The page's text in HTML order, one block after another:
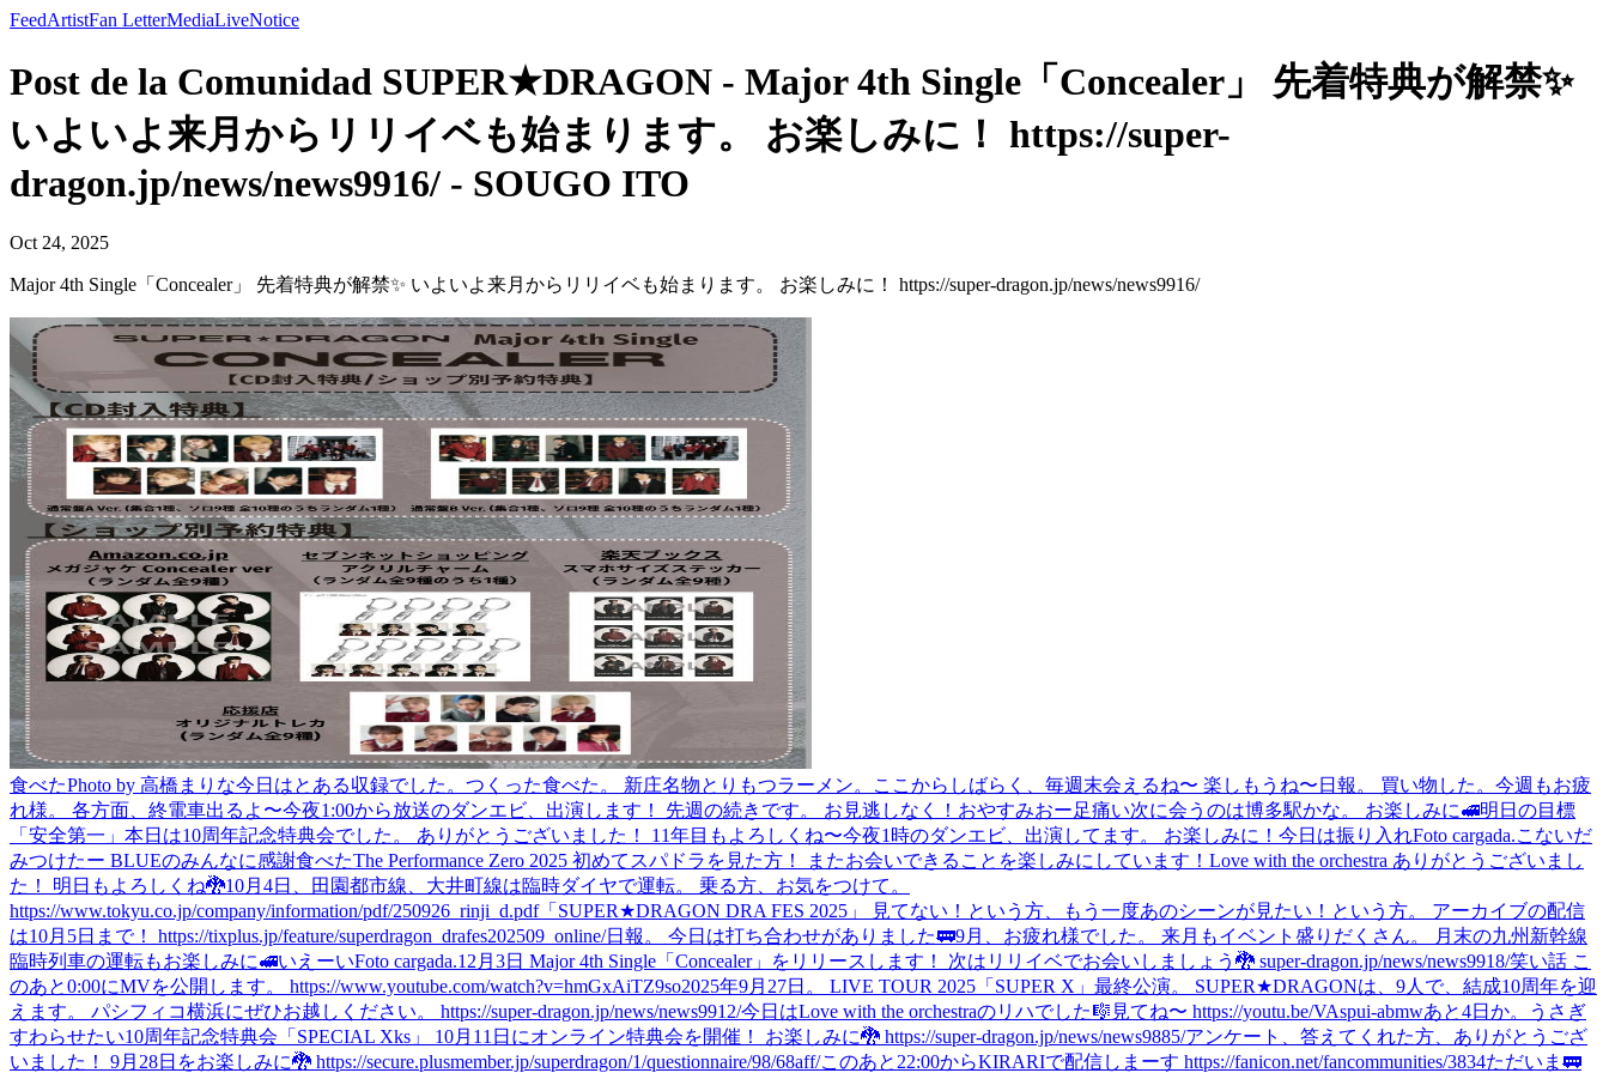
FeedArtistFan LetterMediaLiveNotice
Post de la Comunidad SUPER★DRAGON - Major 4th Single「Concealer」 先着特典が解禁✨
いよいよ来月からリリイベも始まります。 お楽しみに！ https://super-
dragon.jp/news/news9916/ - SOUGO ITO
Oct 24, 2025
Major 4th Single「Concealer」 先着特典が解禁✨ いよいよ来月からリリイベも始まります。 お楽しみに！ https://super-dragon.jp/news/news9916/
食べたPhoto by 高橋まりな今日はとある収録でした。 つくった食べた。 新庄名物とりもつラーメン。 ここからしばらく、毎週末会えるね〜 楽しもうね〜 日報。 買い物した。 今週もお疲
れ様。 各方面、終電車出るよ〜今夜1:00から放送のダンエビ、出演します！ 先週の続きです。 お見逃しなく！ おやすみおー足痛い次に会うのは博多駅かな。 お楽しみに🚅明日の目標
「安全第一」 本日は10周年記念特典会でした。 ありがとうございました！ 11年目もよろしくね〜今夜1時のダンエビ、出演してます。 お楽しみに！ 今日は振り入れFoto cargada.こないだ
みつけたー BLUEのみんなに感謝食べたThe Performance Zero 2025 初めてスパドラを見た方！ またお会いできることを楽しみにしています！ Love with the orchestra ありがとうございまし
た！ 明日もよろしくね🐉10月4日、田園都市線、大井町線は臨時ダイヤで運転。 乗る方、お気をつけて。
https://www.tokyu.co.jp/company/information/pdf/250926_rinji_d.pdf「SUPER★DRAGON DRA FES 2025」 見てない！という方、もう一度あのシーンが見たい！という方。 アーカイブの配信
は10月5日まで！ https://tixplus.jp/feature/superdragon_drafes202509_online/日報。 今日は打ち合わせがありました🚃9月、お疲れ様でした。 来月もイベント盛りだくさん。 月末の九州新幹線
臨時列車の運転もお楽しみに🚅いえーいFoto cargada.12月3日 Major 4th Single「Concealer」をリリースします！ 次はリリイベでお会いしましょう🐉 super-dragon.jp/news/news9918/笑い話 こ
のあと0:00にMVを公開します。 https://www.youtube.com/watch?v=hmGxAiTZ9so2025年9月27日。 LIVE TOUR 2025「SUPER X」最終公演。 SUPER★DRAGONは、9人で、結成10周年を迎
えます。 パシフィコ横浜にぜひお越しください。 https://super-dragon.jp/news/news9912/今日はLove with the orchestraのリハでした🎼 見てね〜 https://youtu.be/VAspui-abmwあと4日か。
うさぎ
すわらせたい10周年記念特典会「SPECIAL Xks」 10月11日にオンライン特典会を開催！ お楽しみに🐉 https://super-dragon.jp/news/news9885/アンケート、答えてくれた方、ありがとうござ
いました！ 9月28日をお楽しみに🐉 https://secure.plusmember.jp/superdragon/1/questionnaire/98/68aff/このあと22:00からKIRARIで配信しまーす https://fanicon.net/fancommunities/3834ただいま🚃